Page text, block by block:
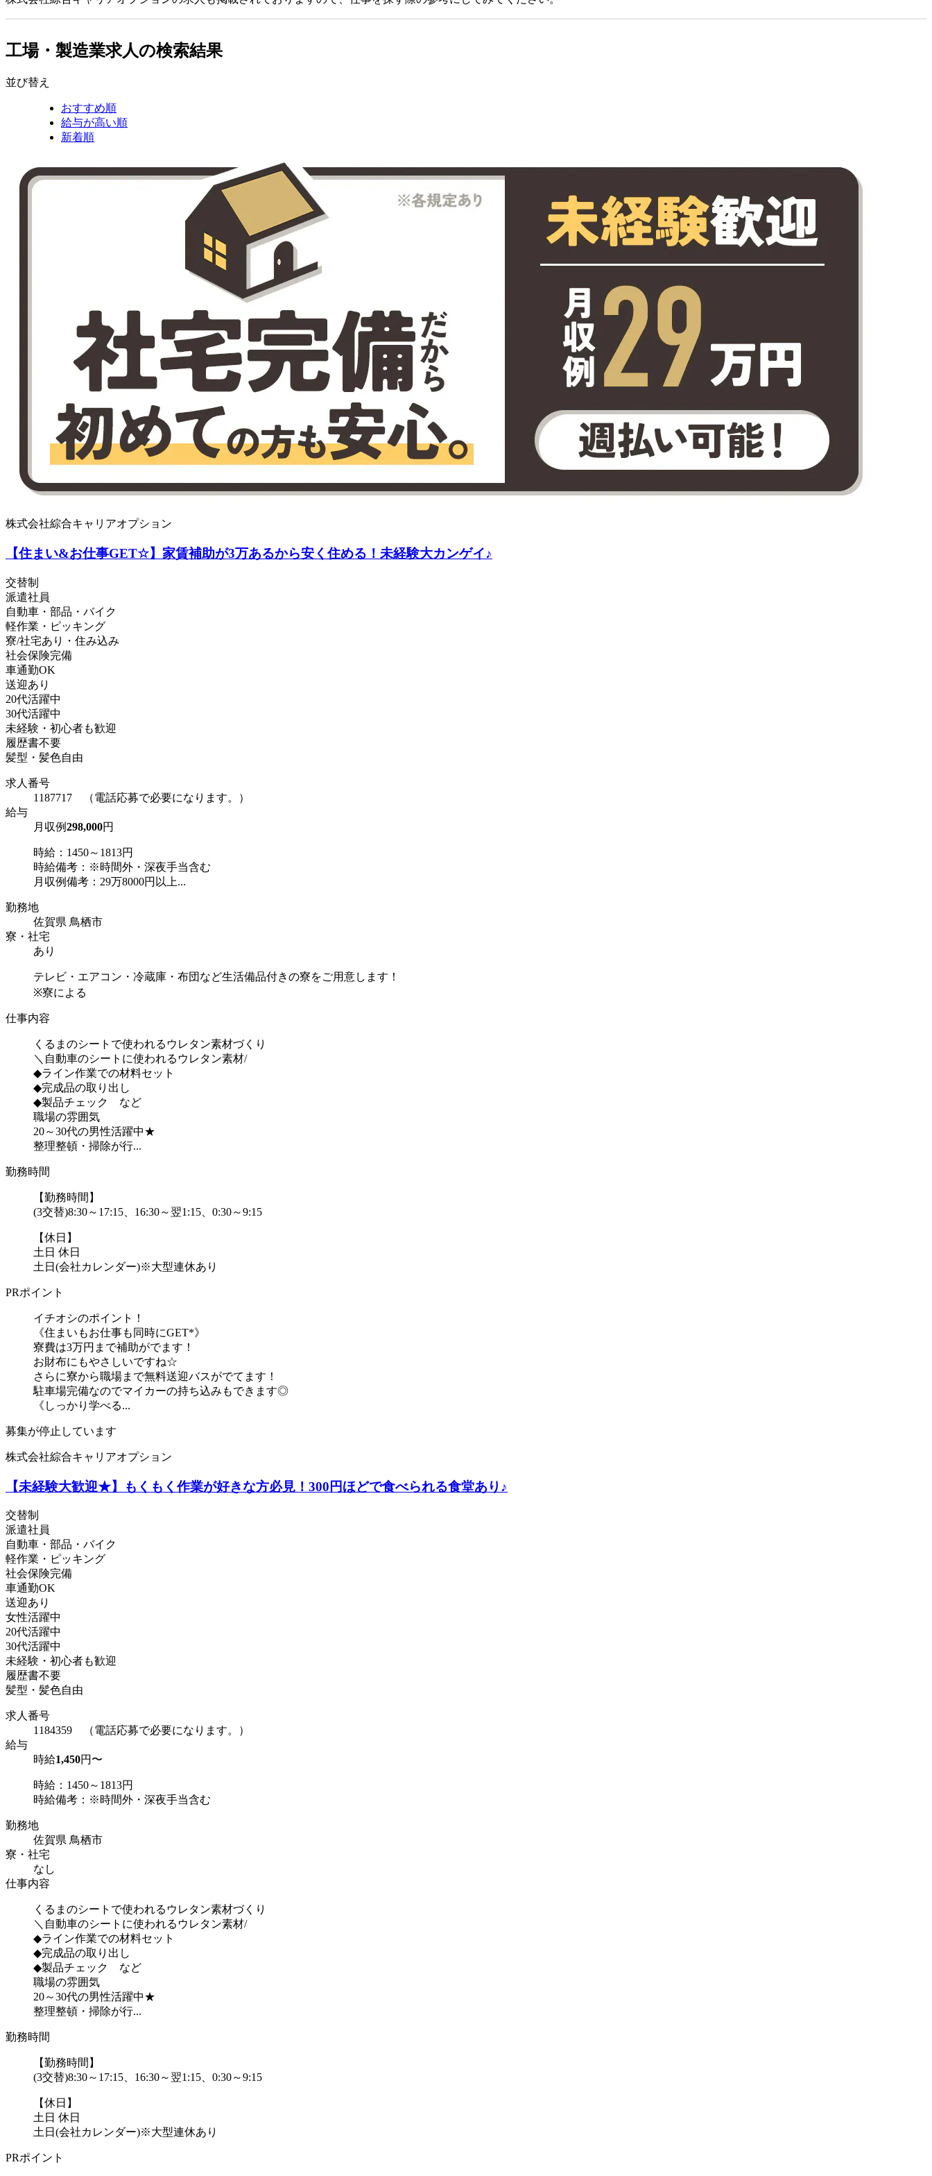
工場・製造業求人の検索結果
並び替え
おすすめ順
給与が高い順
新着順
株式会社綜合キャリアオプション
【住まい&お仕事GET☆】家賃補助が3万あるから安く住める！未経験大カンゲイ♪
交替制
派遣社員
自動車・部品・バイク
軽作業・ピッキング
寮/社宅あり・住み込み
社会保険完備
車通勤OK
送迎あり
20代活躍中
30代活躍中
未経験・初心者も歓迎
履歴書不要
髪型・髪色自由
求人番号
1187717 （電話応募で必要になります。）
給与
月収例298,000円
時給：1450～1813円
時給備考：※時間外・深夜手当含む
月収例備考：29万8000円以上...
勤務地
佐賀県 鳥栖市
寮・社宅
あり
テレビ・エアコン・冷蔵庫・布団など生活備品付きの寮をご用意します！
※寮による
仕事内容
くるまのシートで使われるウレタン素材づくり
＼自動車のシートに使われるウレタン素材/
◆ライン作業での材料セット
◆完成品の取り出し
◆製品チェック など
職場の雰囲気
20～30代の男性活躍中★
整理整頓・掃除が行...
勤務時間
【勤務時間】
(3交替)8:30～17:15、16:30～翌1:15、0:30～9:15
【休日】
土日 休日
土日(会社カレンダー)※大型連休あり
PRポイント
イチオシのポイント！
《住まいもお仕事も同時にGET*》
寮費は3万円まで補助がでます！
お財布にもやさしいですね☆
さらに寮から職場まで無料送迎バスがでてます！
駐車場完備なのでマイカーの持ち込みもできます◎
《しっかり学べる...
募集が停止しています
株式会社綜合キャリアオプション
【未経験大歓迎★】もくもく作業が好きな方必見！300円ほどで食べられる食堂あり♪
交替制
派遣社員
自動車・部品・バイク
軽作業・ピッキング
社会保険完備
車通勤OK
送迎あり
女性活躍中
20代活躍中
30代活躍中
未経験・初心者も歓迎
履歴書不要
髪型・髪色自由
求人番号
1184359 （電話応募で必要になります。）
給与
時給1,450円〜
時給：1450～1813円
時給備考：※時間外・深夜手当含む
勤務地
佐賀県 鳥栖市
寮・社宅
なし
仕事内容
くるまのシートで使われるウレタン素材づくり
＼自動車のシートに使われるウレタン素材/
◆ライン作業での材料セット
◆完成品の取り出し
◆製品チェック など
職場の雰囲気
20～30代の男性活躍中★
整理整頓・掃除が行...
勤務時間
【勤務時間】
(3交替)8:30～17:15、16:30～翌1:15、0:30～9:15
【休日】
土日 休日
土日(会社カレンダー)※大型連休あり
PRポイント